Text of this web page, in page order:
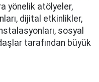
yönelik atölyeler,
dijital etkinlikler,
sosyal
tarafından büyük